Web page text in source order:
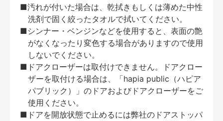
■汚れが付いた場合は、乾拭きもしくは薄めた中性
洗剤で固く絞ったタオルで拭いてください。
■シンナー・ベンジンなどを使用すると、表面の艶
がなくなったり変色する場合がありますので使用
しないでください。
■ドアクローザーは取付けできません。ドアクロー
ザーを取付ける場合は、「hapia public（ハピア
パブリック）」のドアおよびドアクローザーをご
使用ください。
■ドアを開放状態で止めるには弊社のドアストッパ